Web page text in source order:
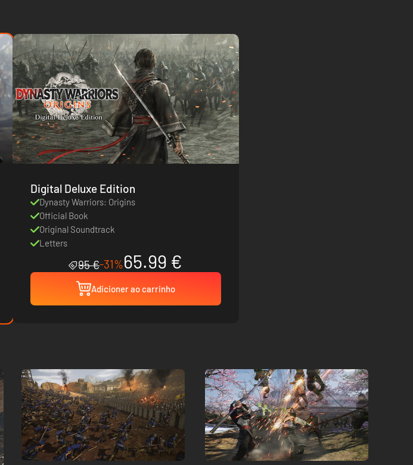
Digital Deluxe Edition
Dynasty Warriors: Origins
Official Book
Original Soundtrack
Letters
95 €-31%65.99 €
Adicioner ao carrinho